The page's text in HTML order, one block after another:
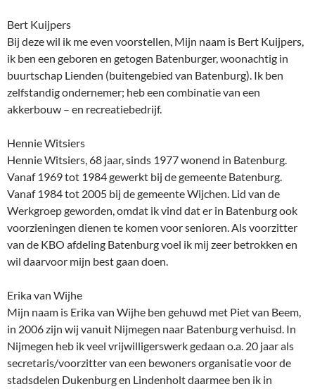
Bert Kuijpers
Bij deze wil ik me even voorstellen, Mijn naam is Bert Kuijpers,
ik ben een geboren en getogen Batenburger, woonachtig in
buurtschap Lienden (buitengebied van Batenburg). Ik ben
zelfstandig ondernemer; heb een combinatie van een
akkerbouw – en recreatiebedrijf.
Hennie Witsiers
Hennie Witsiers, 68 jaar, sinds 1977 wonend in Batenburg.
Vanaf 1969 tot 1984 gewerkt bij de gemeente Batenburg.
Vanaf 1984 tot 2005 bij de gemeente Wijchen. Lid van de
Werkgroep geworden, omdat ik vind dat er in Batenburg ook
voorzieningen dienen te komen voor senioren. Als voorzitter
van de KBO afdeling Batenburg voel ik mij zeer betrokken en
wil daarvoor mijn best gaan doen.
Erika van Wijhe
Mijn naam is Erika van Wijhe ben gehuwd met Piet van Beem,
in 2006 zijn wij vanuit Nijmegen naar Batenburg verhuisd. In
Nijmegen heb ik veel vrijwilligerswerk gedaan o.a. 20 jaar als
secretaris/voorzitter van een bewoners organisatie voor de
stadsdelen Dukenburg en Lindenholt daarmee ben ik in